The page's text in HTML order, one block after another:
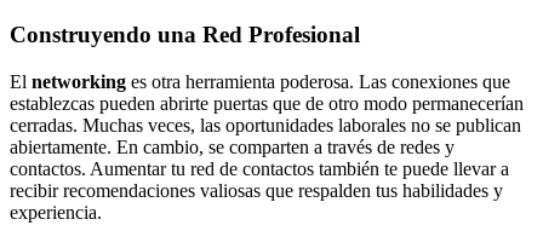
Construyendo una Red Profesional
El networking es otra herramienta poderosa. Las conexiones que
establezcas pueden abrirte puertas que de otro modo permanecerían
cerradas. Muchas veces, las oportunidades laborales no se publican
abiertamente. En cambio, se comparten a través de redes y
contactos. Aumentar tu red de contactos también te puede llevar a
recibir recomendaciones valiosas que respalden tus habilidades y
experiencia.